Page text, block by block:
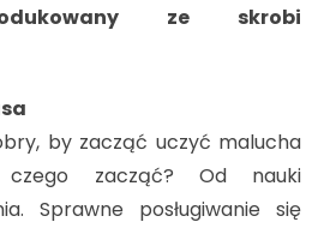
ze skrobi
by zacząć uczyć malucha
czego zacząć? Od nauki
Sprawne posługiwanie się